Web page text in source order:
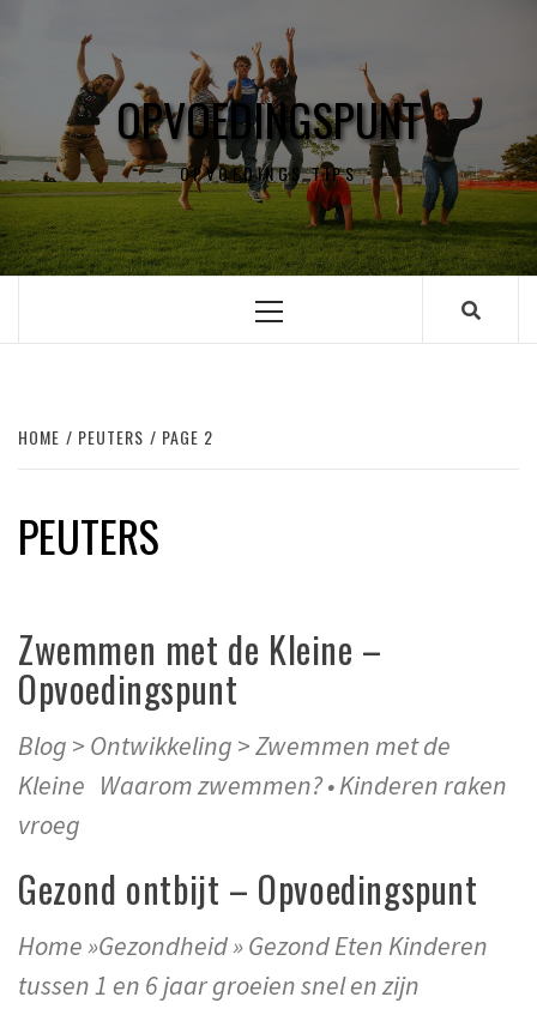
OPVOEDINGSPUNT
OPVOEDINGS TIPS
Primary
HOME PEUTERS PAGE 2
PEUTERS
Zwemmen met de Kleine –
Opvoedingspunt
Blog > Ontwikkeling > Zwemmen met de
Kleine Waarom zwemmen? • Kinderen raken
vroeg
Gezond ontbijt – Opvoedingspunt
Home »Gezondheid » Gezond Eten Kinderen
tussen 1 en 6 jaar groeien snel en zijn